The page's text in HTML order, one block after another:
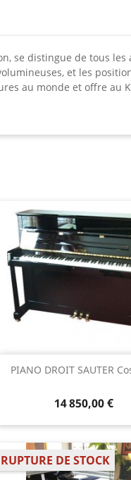
se distingue de tous
et les
au monde et offre au
PIANO DROIT SAUTER
14 850,00 €
Aperçu rapide
RUPTURE DE STOCK